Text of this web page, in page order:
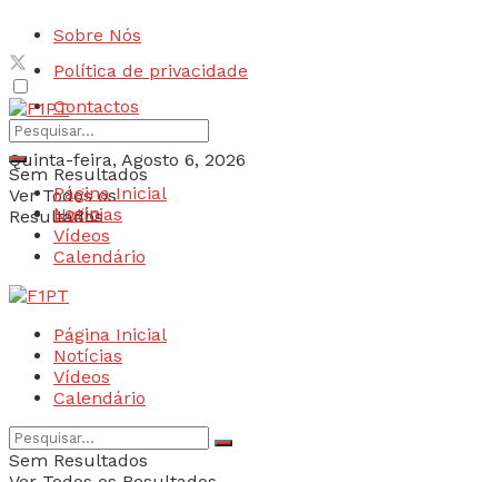
Sobre Nós
Política de privacidade
Contactos
Quinta-feira, Agosto 6, 2026
Login
Sem Resultados
Ver Todos os
Resultados
Página Inicial
Notícias
Vídeos
Calendário
Página Inicial
Notícias
Vídeos
Calendário
Sem Resultados